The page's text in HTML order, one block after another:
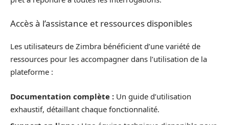
Accès à l’assistance et ressources disponibles
Les utilisateurs de Zimbra bénéficient d’une variété de
ressources pour les accompagner dans l’utilisation de la
plateforme :
Documentation complète : Un guide d’utilisation
exhaustif, détaillant chaque fonctionnalité.